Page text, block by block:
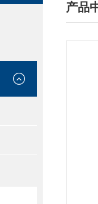
产品
/